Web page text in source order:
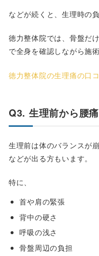
などが続くと、生理時の
徳力整体院では、骨盤だ
で全身を確認しながら施
徳力整体院の生理痛の口
Q3. 生理前から腰
生理前は体のバランスが
などが出る方もいます。
特に、
首や肩の緊張
背中の硬さ
呼吸の浅さ
骨盤周辺の負担